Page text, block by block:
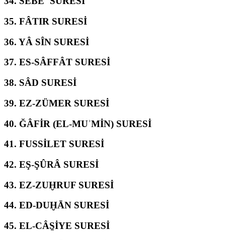
35. FÂTIR SURESİ
36. YÂ SÎN SURESİ
37. ES-SÂFFÂT SURESİ
38. SÂD SURESİ
39. EZ-ZÜMER SURESİ
40. ĞÂFİR (EL-MUʾMİN) SURESİ
41. FUSSİLET SURESİ
42. EŞ-ŞÛRÂ SURESİ
43. EZ-ZUḪRUF SURESİ
44. ED-DUḪĀN SURESİ
45. EL-CÂS̱İYE SURESİ